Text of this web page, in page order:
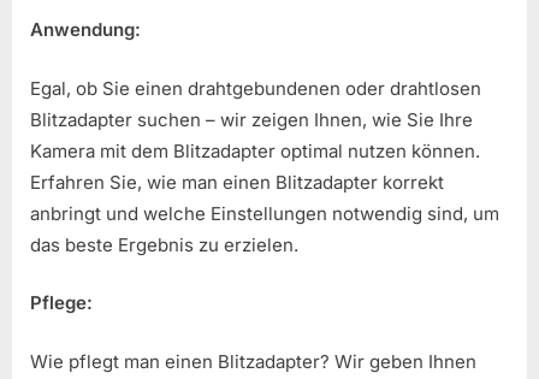
Anwendung:
Egal, ob Sie einen drahtgebundenen oder drahtlosen
Blitzadapter suchen – wir zeigen Ihnen, wie Sie Ihre
Kamera mit dem Blitzadapter optimal nutzen können.
Erfahren Sie, wie man einen Blitzadapter korrekt
anbringt und welche Einstellungen notwendig sind, um
das beste Ergebnis zu erzielen.
Pflege:
Wie pflegt man einen Blitzadapter? Wir geben Ihnen